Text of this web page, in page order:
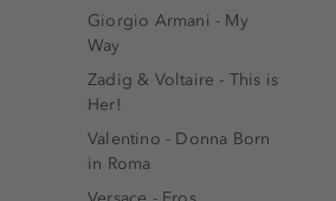
Giorgio Armani - My
Way
Zadig & Voltaire - This is
Her!
Valentino - Donna Born
in Roma